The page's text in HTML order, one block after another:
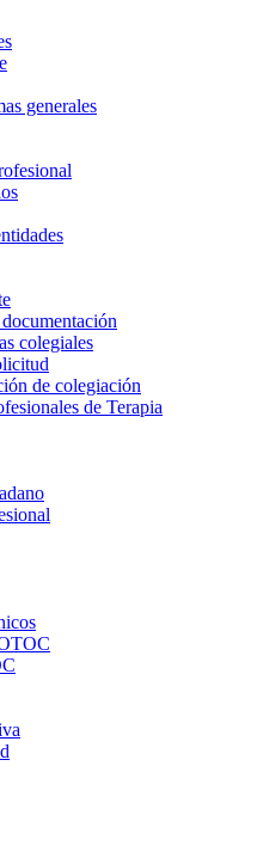
generales
colegiales
de colegiación
de Terapia